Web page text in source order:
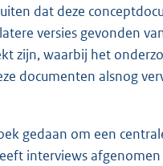
dat deze
versies gevonden
zijn, waarbij het
documenten alsnog
gedaan om een
interviews